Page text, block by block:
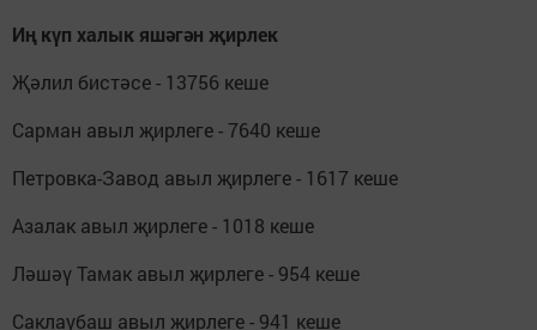
Иң күп ха­лык яшә­гән җир­лек
Җә­лил бис­тә­се - 13756 ке­ше
Сар­ман авыл җир­ле­ге - 7640 ке­ше
Пет­ров­ка-За­вод авыл җир­ле­ге - 1617 ке­ше
Аза­лак авыл җир­ле­ге - 1018 ке­ше
Лә­шәү Та­мак авыл җир­ле­ге - 954 ке­ше
Сак­лау­баш авыл җир­ле­ге - 941 ке­ше